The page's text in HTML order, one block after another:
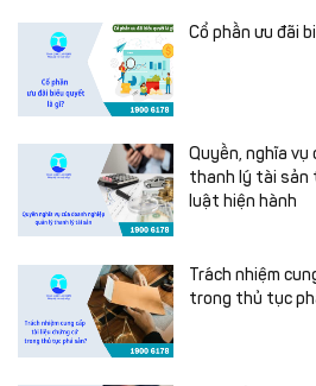
Cổ phần ưu đãi
Quyền, nghĩa vụ
thanh lý tài sản
luật hiện hành
Trách nhiệm
trong thủ tục